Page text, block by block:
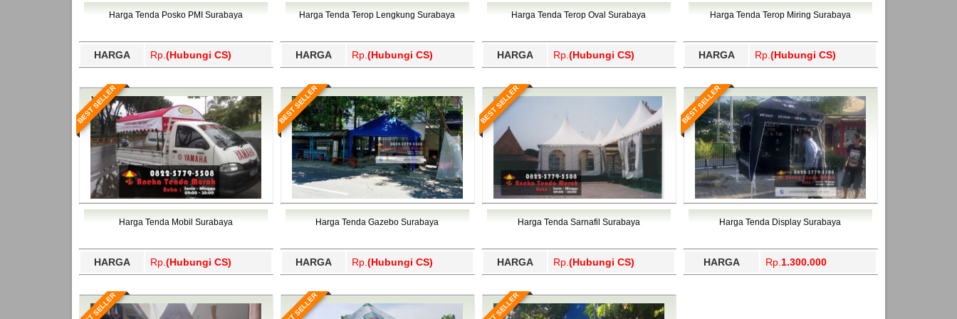
Bawang Barat, Tulangbawang, Tulungagung, Wajo, Wakatobi, Waropen, Way Kanan, Wonogiri, Wonosobo, Yahukimo, Yalimo, Yogyakarta.
Harga Tenda Posko PMI Surabaya
HARGA Rp. (Hubungi CS)
Harga Tenda Terop Lengkung Surabaya
HARGA Rp. (Hubungi CS)
Harga Tenda Terop Oval Surabaya
HARGA Rp. (Hubungi CS)
Harga Tenda Terop Miring Surabaya
HARGA Rp. (Hubungi CS)
BEST SELLER
Harga Tenda Mobil Surabaya
HARGA Rp. (Hubungi CS)
BEST SELLER
Harga Tenda Gazebo Surabaya
HARGA Rp. (Hubungi CS)
BEST SELLER
Harga Tenda Sarnafil Surabaya
HARGA Rp. (Hubungi CS)
BEST SELLER
Harga Tenda Display Surabaya
HARGA Rp. 1.300.000